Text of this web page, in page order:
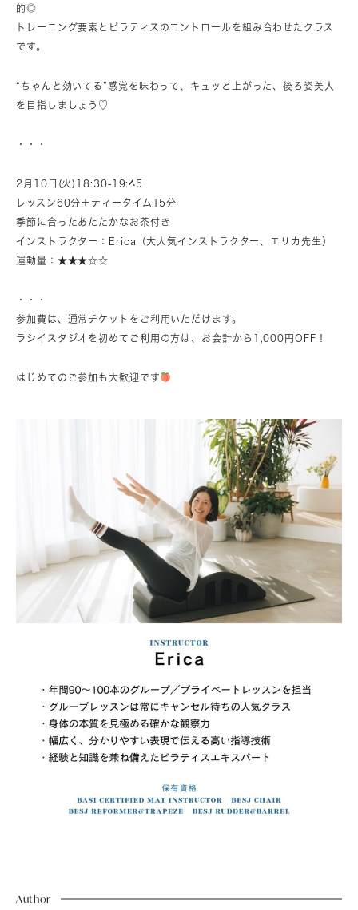
的◎
トレーニング要素とピラティスのコントロールを組み合わせたクラス
です。
“ちゃんと効いてる”感覚を味わって、キュッと上がった、後ろ姿美人
を目指しましょう♡
・・・
2月10日(火)18:30-19:45
レッスン60分＋ティータイム15分
季節に合ったあたたかなお茶付き
インストラクター：Erica（大人気インストラクター、エリカ先生）
運動量：★★★☆☆
・・・
参加費は、通常チケットをご利用いただけます。
ラシイスタジオを初めてご利用の方は、お会計から1,000円OFF！
はじめてのご参加も大歓迎です
Author